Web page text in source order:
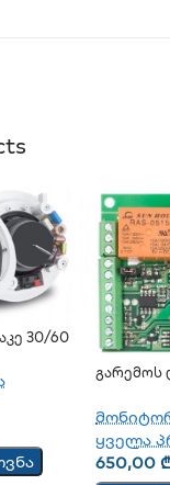
30/60
Გარემოს
CM
ყველა
650,00